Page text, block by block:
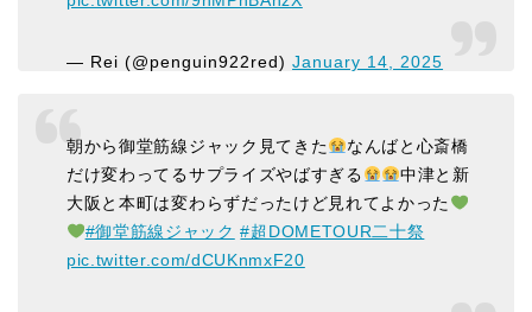
— Rei (@penguin922red)January 14, 2025
朝から御堂筋線ジャック見てきた
なんばと心斎橋
だけ変わってるサプライズやばすぎる
中津と新
大阪と本町は変わらずだったけど見れてよかった
#御堂筋線ジャック #超DOMETOUR二十祭
pic.twitter.com/dCUKnmxF20